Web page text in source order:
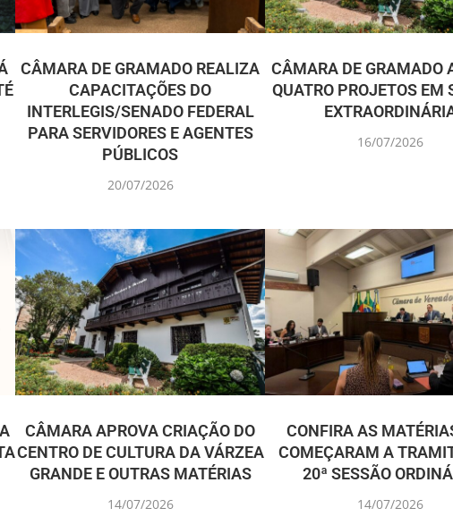
CÂMARA DE GRAMADO REALIZA
CAPACITAÇÕES DO
INTERLEGIS/SENADO FEDERAL
PARA SERVIDORES E AGENTES
PÚBLICOS
20/07/2026
CÂMARA DE GRAMADO
QUATRO PROJETOS EM
16/07/2026
CÂMARA APROVA CRIAÇÃO DO
CENTRO DE CULTURA DA VÁRZEA
GRANDE E OUTRAS MATÉRIAS
14/07/2026
CONFIRA AS
COMEÇARAM A
20ª SESSÃO
14/07/2026